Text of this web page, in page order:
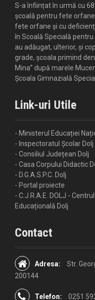
S-a înființat în urmă cu
școală pentru fete
fete orfane și cu
în Scoală Specială
au adăugat, ulterior, și
grade, școala primind
Mina” după marele
Școala Gimnazială
Link-uri Utile
- Ministerul Educației
- Inspectoratul Școlar Dolj
- Consiliul Județean Dolj
- Casa Corpului Didactic
- D.G.A.S.P.C. Dolj
- Portal proiecte
- C.J.R.A.E. DOLJ -
Educațională Dolj
Contact
Adresa:
Str.
200144
Telefon: 0251